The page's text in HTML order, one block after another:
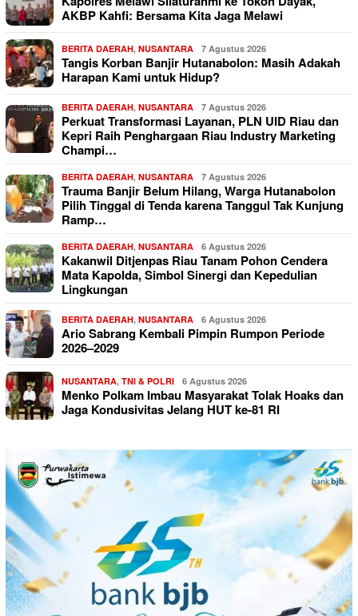
AKBP Kahfi: Bersama Kita Jaga Melawi
BERITA DAERAH, NUSANTARA 7 Agustus 2026
Tangis Korban Banjir Hutanabolon: Masih Adakah
Harapan Kami untuk Hidup?
BERITA DAERAH, NUSANTARA 7 Agustus 2026
Perkuat Transformasi Layanan, PLN UID Riau dan
Kepri Raih Penghargaan Riau Industry Marketing
Champi…
BERITA DAERAH, NUSANTARA 7 Agustus 2026
Trauma Banjir Belum Hilang, Warga Hutanabolon
Pilih Tinggal di Tenda karena Tanggul Tak Kunjung
Ramp…
BERITA DAERAH, NUSANTARA 6 Agustus 2026
Kakanwil Ditjenpas Riau Tanam Pohon Cendera
Mata Kapolda, Simbol Sinergi dan Kepedulian
Lingkungan
BERITA DAERAH, NUSANTARA 6 Agustus 2026
Ario Sabrang Kembali Pimpin Rumpon Periode
2026–2029
NUSANTARA, TNI & POLRI 6 Agustus 2026
Menko Polkam Imbau Masyarakat Tolak Hoaks dan
Jaga Kondusivitas Jelang HUT ke-81 RI